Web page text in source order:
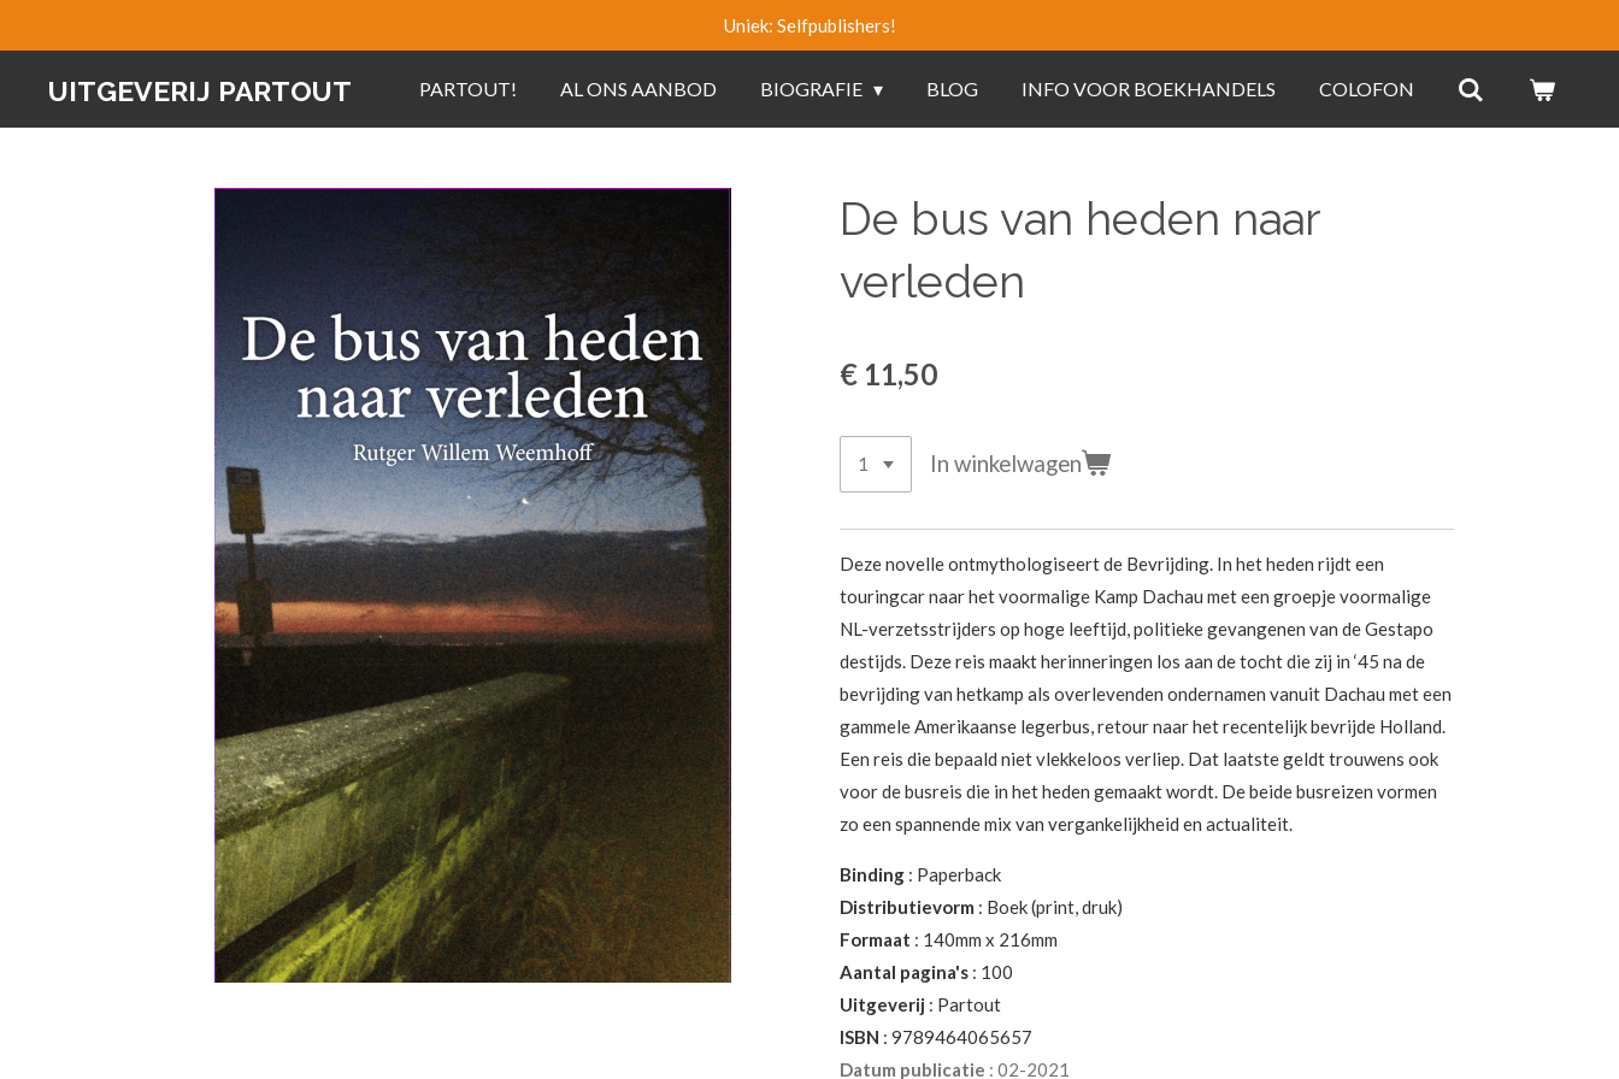
de
Uniek: Selfpublishers!
UITGEVERIJ PARTOUT PARTOUT! AL ONS AANBOD BIOGRAFIE BLOG INFO VOOR BOEKHANDELS COLOFON
De bus van heden naar
verleden
€ 11,50
In winkelwagen
Deze novelle ontmythologiseert de Bevrijding. In het heden rijdt een
touringcar naar het voormalige Kamp Dachau met een groepje voormalige
NL-verzetsstrijders op hoge leeftijd, politieke gevangenen van de Gestapo
destijds. Deze reis maakt herinneringen los aan de tocht die zij in ‘45 na de
bevrijding van hetkamp als overlevenden ondernamen vanuit Dachau met een
gammele Amerikaanse legerbus, retour naar het recentelijk bevrijde Holland.
Een reis die bepaald niet vlekkeloos verliep. Dat laatste geldt trouwens ook
voor de busreis die in het heden gemaakt wordt. De beide busreizen vormen
zo een spannende mix van vergankelijkheid en actualiteit.
Binding : Paperback
Distributievorm : Boek (print, druk)
Formaat : 140mm x 216mm
Aantal pagina's : 100
Uitgeverij : Partout
ISBN : 9789464065657
Datum publicatie : 02-2021